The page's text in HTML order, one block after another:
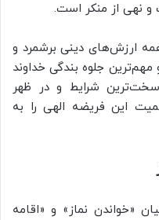
و نهی از منکر است.
ارزش‌های دینی برشمرد و
جلوه بندگی خداوند
شرایط و در ظهر
این فریضه الهی را به
«خواندن نماز» و «اقامه